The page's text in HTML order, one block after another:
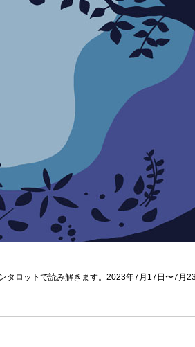
タロットで読み解きます。2023年7月17日〜7月